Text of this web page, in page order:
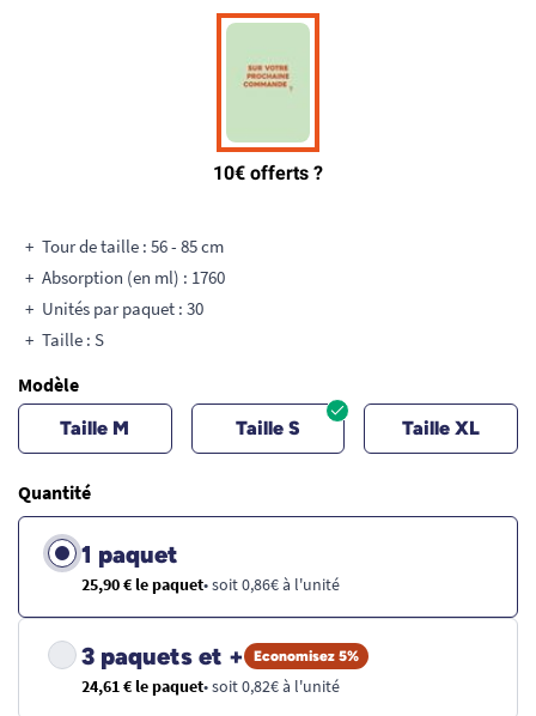
Tour de taille : 56 - 85 cm
Absorption (en ml) : 1760
Unités par paquet : 30
Taille : S
Modèle
Taille M Taille S Taille XL
Quantité
1 paquet
25,90 € le paquet• soit 0,86€ à l'unité
3 paquets et + Economisez 5%
24,61 € le paquet• soit 0,82€ à l'unité